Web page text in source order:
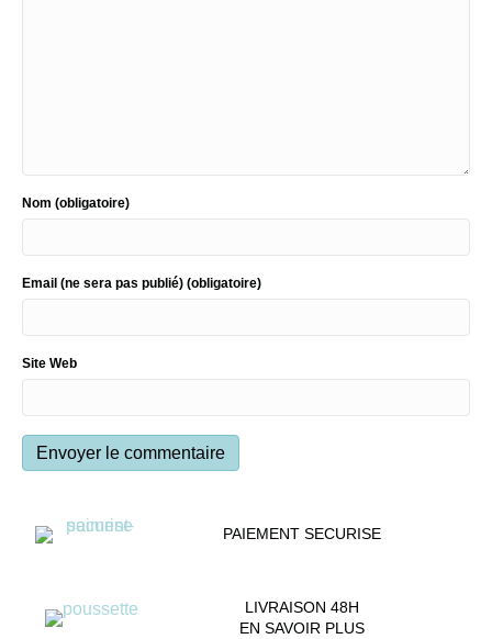
Nom (obligatoire)
Email (ne sera pas publié) (obligatoire)
Site Web
PAIEMENT SECURISE
LIVRAISON 48H
EN SAVOIR PLUS